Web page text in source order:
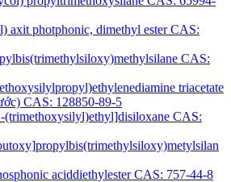
axit photphonic, dimethyl ester CAS:
CAS:
triacetate
CAS: 128850-89-5
(trimethoxysilyl)ethyl]disiloxane CAS:
aciddiethylester CAS: 757-44-8